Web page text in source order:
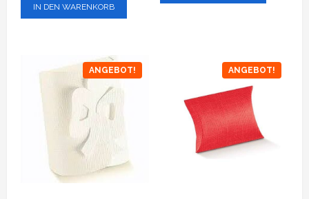
war:
ist:
IN DEN WARENKORB
ANGEBOT! ANGEBOT!